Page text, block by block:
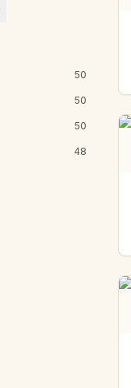
50
50
50
48